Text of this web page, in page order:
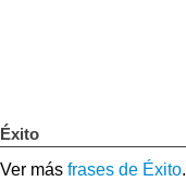
Éxito
Ver más frases de Éxito.